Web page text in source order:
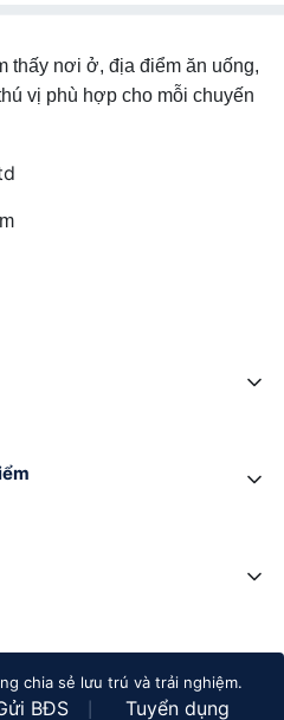
thấy nơi ở, địa điểm ăn uống,
vị phù hợp cho mỗi chuyến
chia sẻ lưu trú và trải nghiệm.
BĐS Tuyển dụng